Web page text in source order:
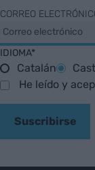
CORREO
IDIOMA*
Catalán
He leído y
Suscribirse